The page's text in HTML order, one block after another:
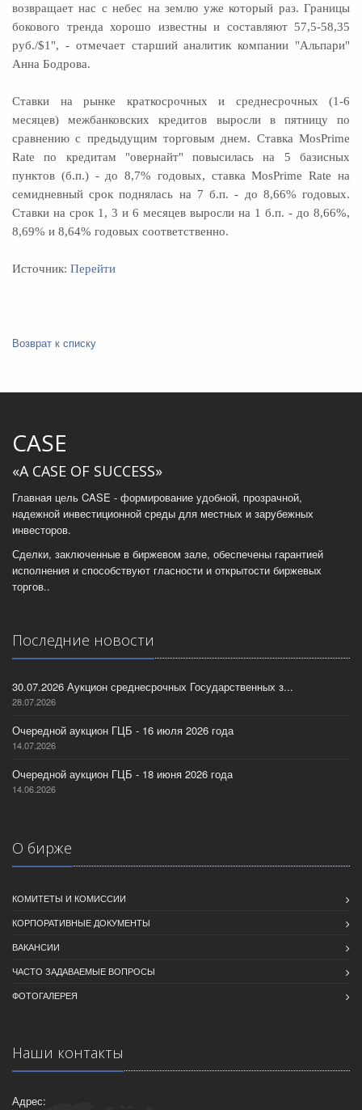
возвращает нас с небес на землю уже который раз. Границы
бокового тренда хорошо известны и составляют 57,5-58,35
руб./$1", - отмечает старший аналитик компании "Альпари"
Анна Бодрова.
Ставки на рынке краткосрочных и среднесрочных (1-6
месяцев) межбанковских кредитов выросли в пятницу по
сравнению с предыдущим торговым днем. Ставка MosPrime
Rate по кредитам "овернайт" повысилась на 5 базисных
пунктов (б.п.) - до 8,7% годовых, ставка MosPrime Rate на
семидневный срок поднялась на 7 б.п. - до 8,66% годовых.
Ставки на срок 1, 3 и 6 месяцев выросли на 1 б.п. - до 8,66%,
8,69% и 8,64% годовых соответственно.
Источник: Перейти
Возврат к списку
CASE
«A CASE OF SUCCESS»
Главная цель CASE - формирование удобной, прозрачной,
надежной инвестиционной среды для местных и зарубежных
инвесторов.
Сделки, заключенные в биржевом зале, обеспечены гарантией
исполнения и способствуют гласности и открытости биржевых
торгов..
Последние новости
30.07.2026 Аукцион среднесрочных Государственных з...
28.07.2026
Очередной аукцион ГЦБ - 16 июля 2026 года
14.07.2026
Очередной аукцион ГЦБ - 18 июня 2026 года
14.06.2026
О бирже
КОМИТЕТЫ И КОМИССИИ
КОРПОРАТИВНЫЕ ДОКУМЕНТЫ
ВАКАНСИИ
ЧАСТО ЗАДАВАЕМЫЕ ВОПРОСЫ
ФОТОГАЛЕРЕЯ
Наши контакты
Адрес: